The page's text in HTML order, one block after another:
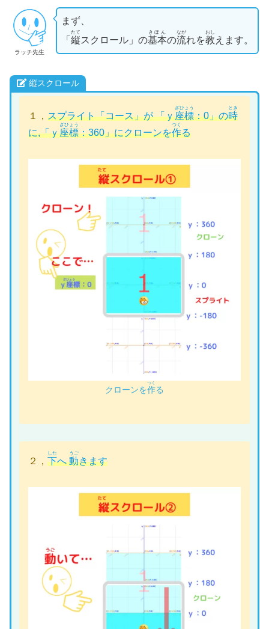
ラッチ先生
まず、
「 縦
たて
スクロール」の基本
きほん
の流
なが
れを教
おし
えます。
縦スクロール
１， スプライト「コース」が 「ｙ座標
ざひょう
：0」の時
とき
に,「ｙ座標
ざひょう
：360」にクローンを作
つく
る
クローンを作
つく
る
２， 下
した
へ動
うご
きます